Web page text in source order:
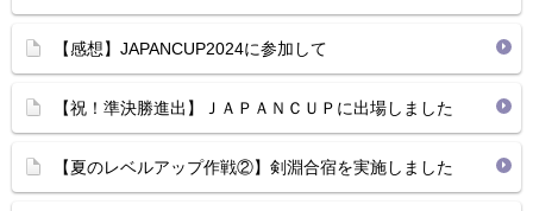
【感想】JAPANCUP2024に参加して
【祝！準決勝進出】ＪＡＰＡＮＣＵＰに出場しました
【夏のレベルアップ作戦②】剣淵合宿を実施しました